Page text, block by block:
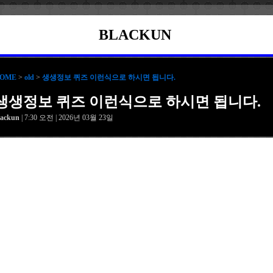
BLACKUN
> old > 생생정보 퀴즈 이런식으로 하시면 됩니다.
생정보 퀴즈 이런식으로 하시면 됩니다.
| 7:30 오전 | 2026년 03월 23일